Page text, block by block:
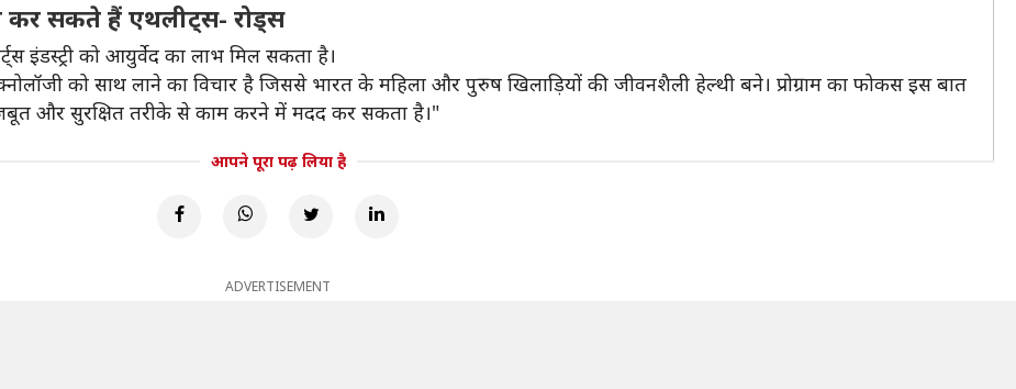
कर सकते हैं एथलीट्स- रोड्स
इंडस्ट्री को आयुर्वेद का लाभ मिल सकता है।
को साथ लाने का विचार है जिससे भारत के महिला और पुरुष खिलाड़ियों की जीवनशैली हेल्थी बने। प्रोग्राम का फोकस इस बात
और सुरक्षित तरीके से काम करने में मदद कर सकता है।"
आपने पूरा पढ़ लिया है
ADVERTISEMENT